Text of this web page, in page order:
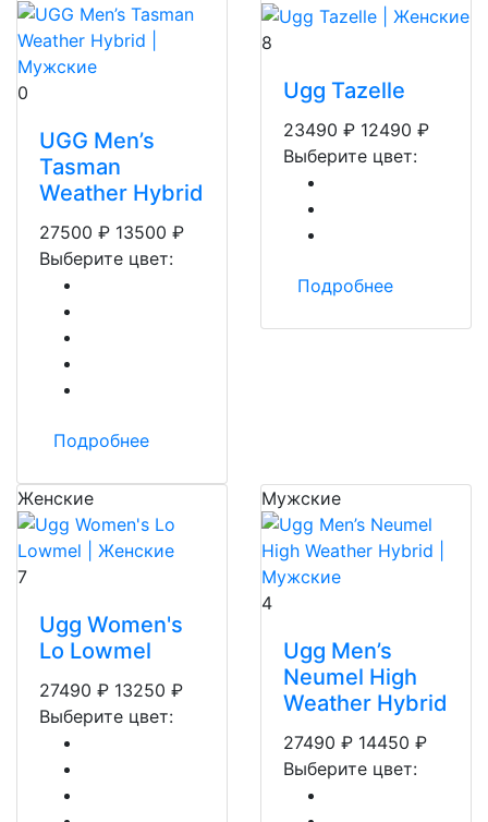
0
UGG Men’s
Tasman
Weather Hybrid
27500 ₽ 13500 ₽
Выберите цвет:
Подробнее
8
Ugg Tazelle
23490 ₽ 12490 ₽
Выберите цвет:
Подробнее
Женские
7
Ugg Women's
Lo Lowmel
27490 ₽ 13250 ₽
Выберите цвет:
Мужские
4
Ugg Men’s
Neumel High
Weather Hybrid
27490 ₽ 14450 ₽
Выберите цвет: